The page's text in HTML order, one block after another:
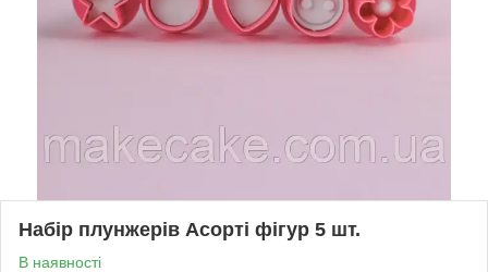
Набір плунжерів Асорті фігур 5 шт.
В наявності